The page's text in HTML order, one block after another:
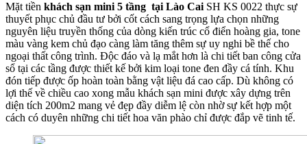
Mặt tiền khách sạn mini 5 tầng tại Lào Cai SH KS 0022 thực sự
thuyết phục chủ đầu tư bởi cốt cách sang trọng lựa chọn những
nguyên liệu truyền thống của dòng kiến trúc cổ điển hoàng gia, tone
màu vàng kem chủ đạo càng làm tăng thêm sự uy nghi bề thế cho
ngoại thất công trình. Độc đáo và lạ mắt hơn là chi tiết ban công cửa
sổ tại các tầng được thiết kế bởi kim loại tone đen đầy cá tính. Khu
đón tiếp được ốp hoàn toàn bằng vật liệu đá cao cấp. Dù không có
lợi thế về chiều cao xong mẫu khách sạn mini được xây dựng trên
diện tích 200m2 mang vẻ đẹp đầy diễm lệ còn nhờ sự kết hợp một
cách có duyên những chi tiết hoa văn phào chỉ được đắp vẽ tinh tế.